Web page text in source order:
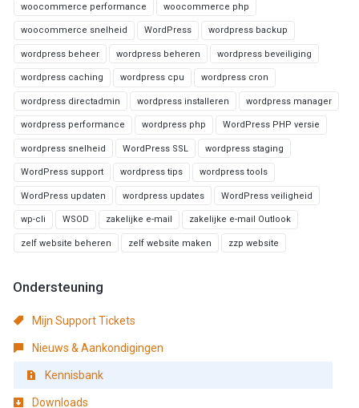
woocommerce performance woocommerce php
woocommerce snelheid WordPress wordpress backup
wordpress beheer wordpress beheren wordpress beveiliging
wordpress caching wordpress cpu wordpress cron
wordpress directadmin wordpress installeren wordpress manager
wordpress performance wordpress php WordPress PHP versie
wordpress snelheid WordPress SSL wordpress staging
WordPress support wordpress tips wordpress tools
WordPress updaten wordpress updates WordPress veiligheid
wp-cli WSOD zakelijke e-mail zakelijke e-mail Outlook
zelf website beheren zelf website maken zzp website
Ondersteuning
Mijn Support Tickets
Nieuws & Aankondigingen
Kennisbank
Downloads